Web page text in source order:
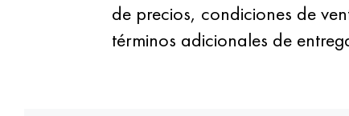
de precios, condiciones de
términos adicionales de